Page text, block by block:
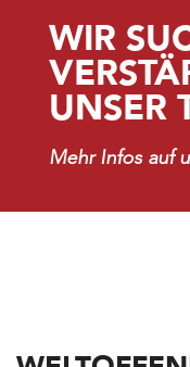
WIR
UNSER
Mehr Infos auf